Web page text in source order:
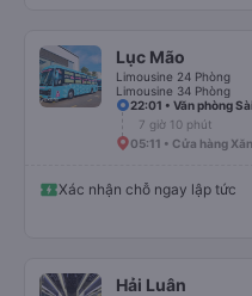
Lục Mão
Limousine 24 Phòng
Limousine 34 Phòng
22:01 • Văn phòng
7 giờ 10 phút
05:11 • Cửa hàng
Xác nhận chỗ ngay lập tức
Hải Luân